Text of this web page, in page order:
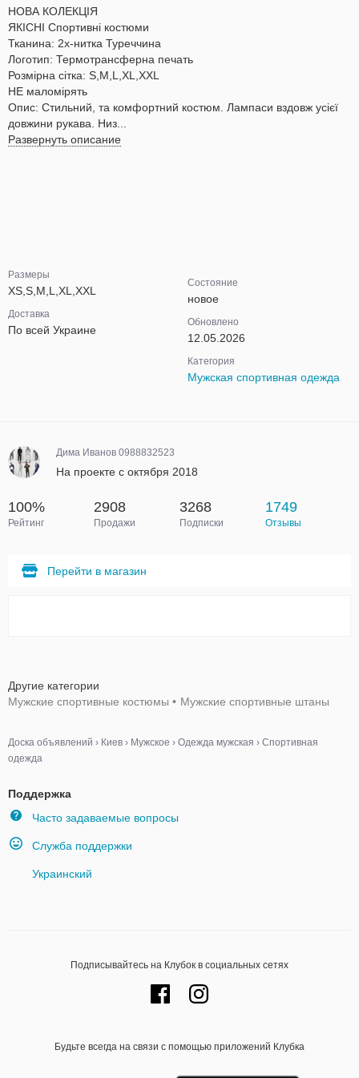
НОВА КОЛЕКЦІЯ
ЯКІСНІ Спортивні костюми
Тканина: 2х-нитка Туреччина
Логотип: Термотрансферна печать
Розмірна сітка: S,M,L,XL,XXL
НЕ маломірять
Опис: Стильний, та комфортний костюм. Лампаси вздовж усієї
довжини рукава. Низ...
Развернуть описание
Размеры
XS,S,M,L,XL,XXL
Доставка
По всей Украине
Состояние
новое
Обновлено
12.05.2026
Категория
Мужская спортивная одежда
Дима Иванов 0988832523
На проекте с октября 2018
100%
Рейтинг
2908
Продажи
3268
Подписки
1749
Отзывы
Перейти в магазин
Другие категории
Мужские спортивные костюмы • Мужские спортивные штаны
Доска объявлений › Киев › Мужское › Одежда мужская › Спортивная
одежда
Поддержка
Часто задаваемые вопросы
Служба поддержки
Украинский
Подписывайтесь на Клубок в социальных сетях
Будьте всегда на связи с помощью приложений Клубка